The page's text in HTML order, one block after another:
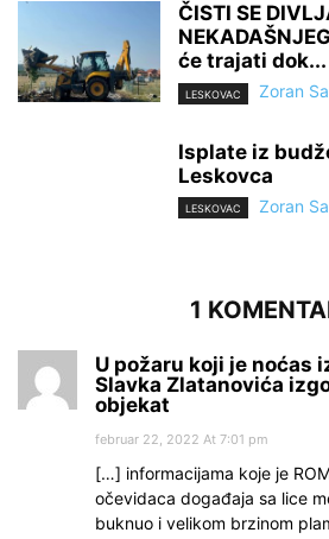
ČISTI SE
će trajati dok...
LESKOVAC Zoran
Isplate iz
Leskovca
LESKOVAC Zoran
1
U požaru koji je noćas
Slavka Zlatanovića
objekat
februar 22, 2022 At 7:01 pm
[…] informacijama koje je
očevidaca događaja sa lice
buknuo i velikom brzinom